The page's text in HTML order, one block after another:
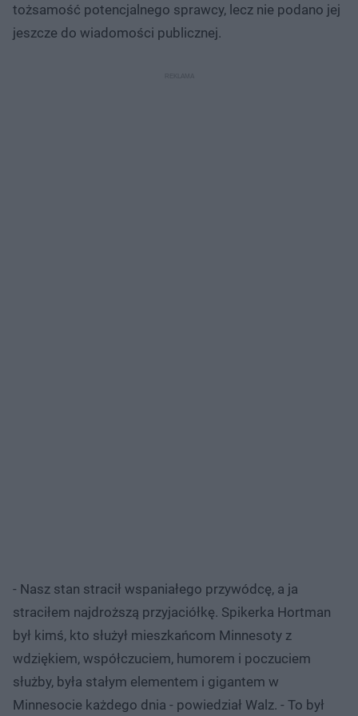
tożsamość potencjalnego sprawcy, lecz nie podano jej
jeszcze do wiadomości publicznej.
- Nasz stan stracił wspaniałego przywódcę, a ja
straciłem najdroższą przyjaciółkę. Spikerka Hortman
był kimś, kto służył mieszkańcom Minnesoty z
wdziękiem, współczuciem, humorem i poczuciem
służby, była stałym elementem i gigantem w
Minnesocie każdego dnia - powiedział Walz. - To był